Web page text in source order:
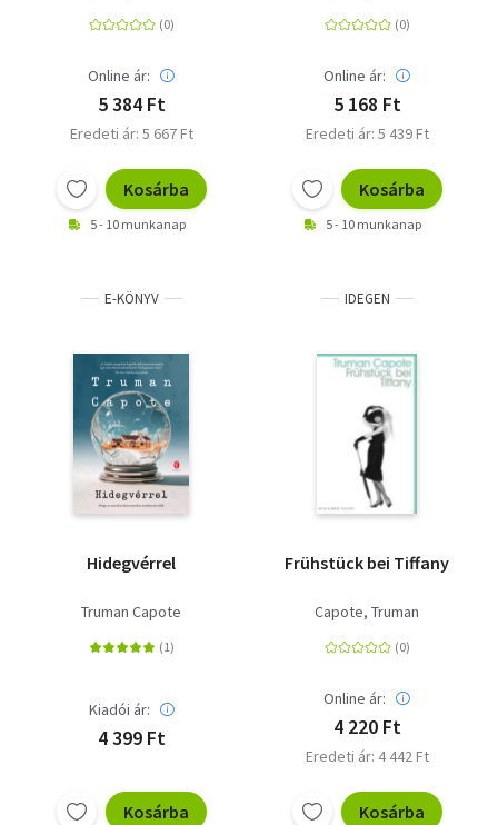
Online ár:
5 384 Ft
Eredeti ár: 5 667 Ft
Kosárba
5 - 10 munkanap
Online ár:
5 168 Ft
Eredeti ár: 5 439 Ft
Kosárba
5 - 10 munkanap
E-KÖNYV
Hidegvérrel
Truman Capote
Kiadói ár:
4 399 Ft
Kosárba
IDEGEN
Frühstück bei Tiffany
Capote, Truman
Online ár:
4 220 Ft
Eredeti ár: 4 442 Ft
Kosárba